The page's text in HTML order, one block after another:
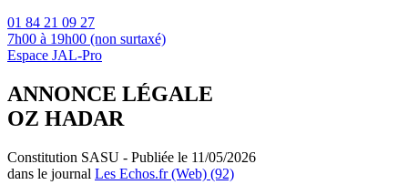
01 84 21 09 27
7h00 à 19h00 (non surtaxé)
Espace JAL-Pro
ANNONCE LÉGALE
OZ HADAR
Constitution SASU - Publiée le 11/05/2026
dans le journal Les Echos.fr (Web) (92)